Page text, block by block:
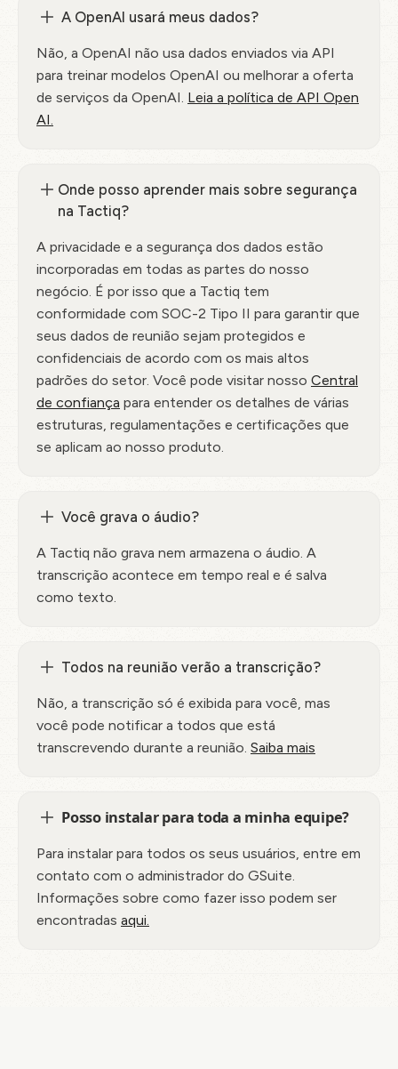
A OpenAI usará meus dados?
Não, a OpenAI não usa dados enviados via API
para treinar modelos OpenAI ou melhorar a oferta
de serviços da OpenAI. Leia a política de API Open
AI.
Onde posso aprender mais sobre segurança
na Tactiq?
A privacidade e a segurança dos dados estão
incorporadas em todas as partes do nosso
negócio. É por isso que a Tactiq tem
conformidade com SOC-2 Tipo II para garantir que
seus dados de reunião sejam protegidos e
confidenciais de acordo com os mais altos
padrões do setor. Você pode visitar nosso Central
de confiança para entender os detalhes de várias
estruturas, regulamentações e certificações que
se aplicam ao nosso produto.
Você grava o áudio?
A Tactiq não grava nem armazena o áudio. A
transcrição acontece em tempo real e é salva
como texto.
Todos na reunião verão a transcrição?
Não, a transcrição só é exibida para você, mas
você pode notificar a todos que está
transcrevendo durante a reunião. Saiba mais
Posso instalar para toda a minha equipe?
Para instalar para todos os seus usuários, entre em
contato com o administrador do GSuite.
Informações sobre como fazer isso podem ser
encontradas aqui.